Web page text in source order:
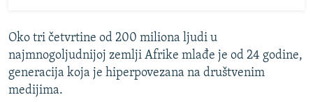
Oko tri četvrtine od 200 miliona ljudi u
najmnogoljudnijoj zemlji Afrike mlađe je od 24 godine,
generacija koja je hiperpovezana na društvenim
medijima.